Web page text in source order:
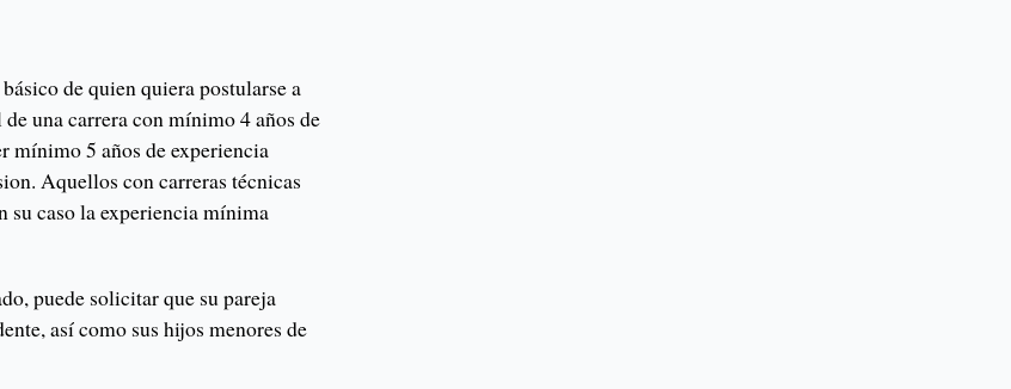
de quien quiera postularse a
una carrera con mínimo 4 años de
mínimo 5 años de experiencia
Aquellos con carreras técnicas
su caso la experiencia mínima
puede solicitar que su pareja
así como sus hijos menores de